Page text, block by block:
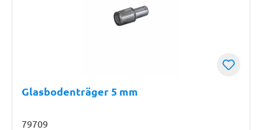
Glasbodenträger 5 mm
79709